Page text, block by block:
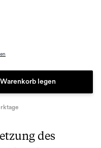
Warenkorb legen
des